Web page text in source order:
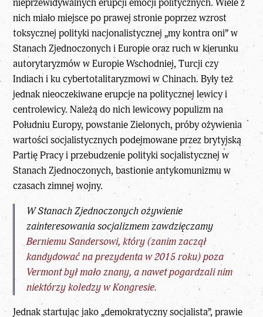
nieprzewidywalnych erupcji emocji politycznych. Wiele z
nich miało miejsce po prawej stronie poprzez wzrost
toksycznej polityki nacjonalistycznej „my kontra oni” w
Stanach Zjednoczonych i Europie oraz ruch w kierunku
autorytaryzmów w Europie Wschodniej, Turcji czy
Indiach i ku cybertotalitaryzmowi w Chinach. Były też
jednak nieoczekiwane erupcje na politycznej lewicy i
centrolewicy. Należą do nich lewicowy populizm na
Południu Europy, powstanie Zielonych, próby ożywienia
wartości socjalistycznych podejmowane przez brytyjską
Partię Pracy i przebudzenie polityki socjalistycznej w
Stanach Zjednoczonych, bastionie antykomunizmu w
czasach zimnej wojny.
W Stanach Zjednoczonych ożywienie
zainteresowania socjalizmem zawdzięczamy
Berniemu Sandersowi, który (zanim zaczął
kandydować na prezydenta w 2015 roku) poza
Vermont był mało znany, a nawet pogardzali nim
niektórzy koledzy w Kongresie.
Jednak startując jako „demokratyczny socjalista”, prawie